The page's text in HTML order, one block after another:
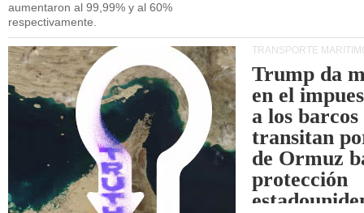
aumentaron al 99,99% y al 60%
respectivamente.
TRANSPORTE
Trump da
en el
a los barcos
transitan
de Ormuz
protección